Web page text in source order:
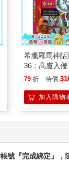
希臘羅馬神話
36：高盧入侵
79 折 特價
加入購物
號『完成綁定』，